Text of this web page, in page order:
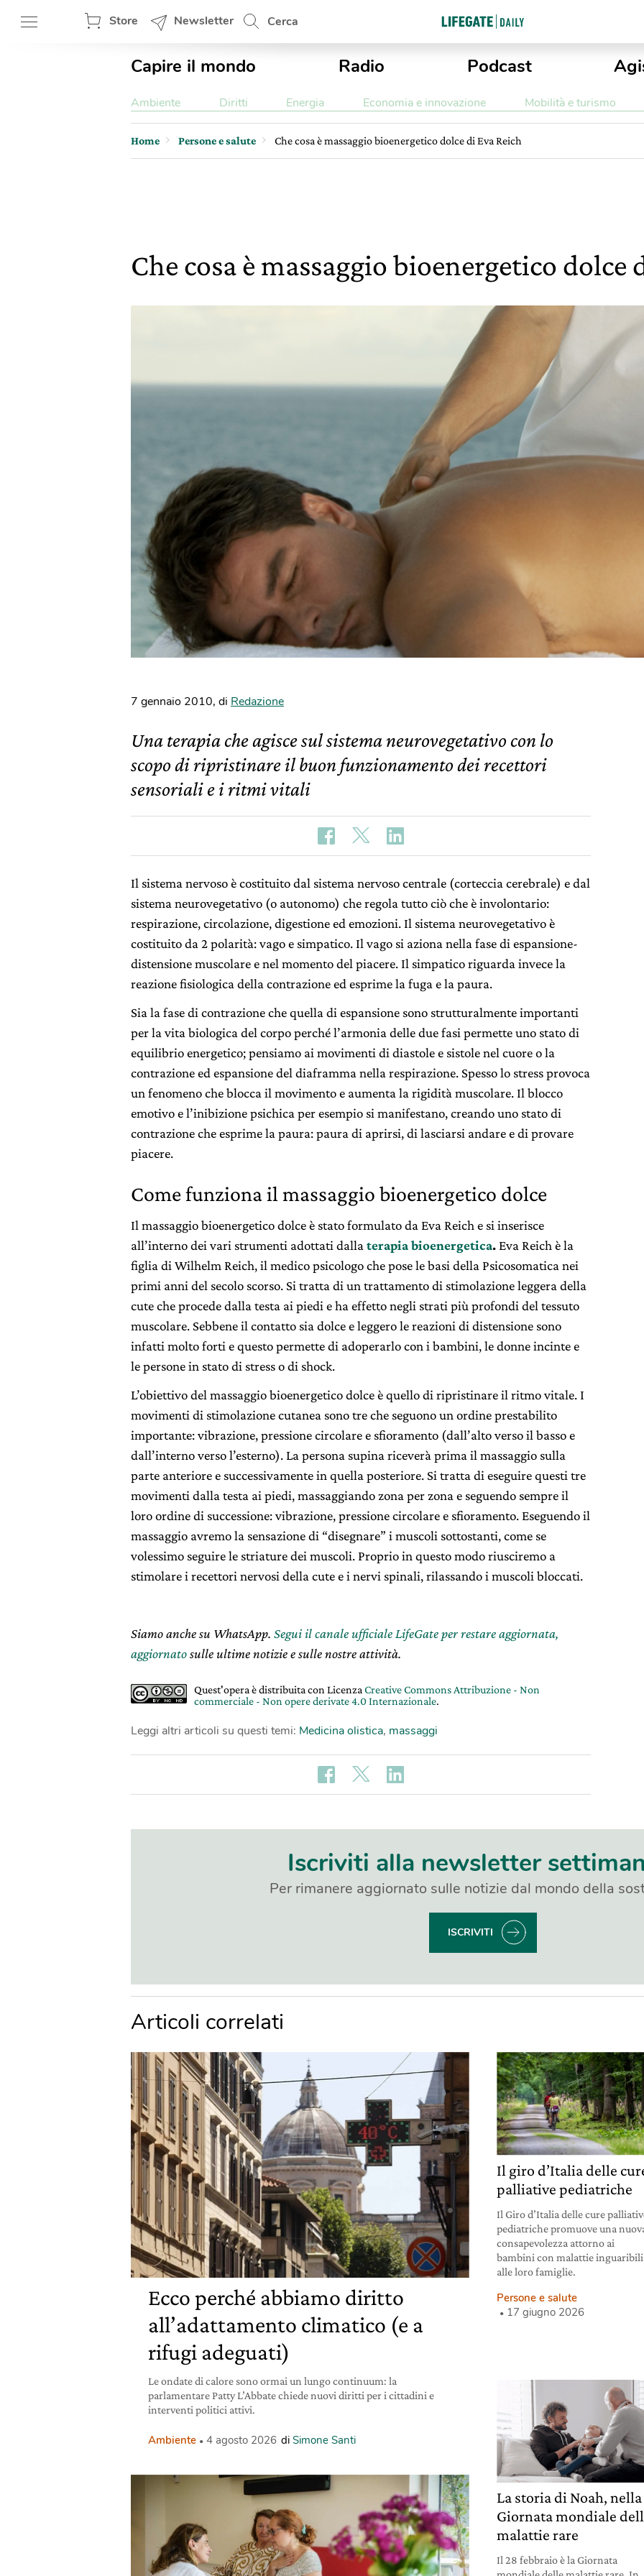
Store Newsletter Cerca
Capire il mondo Radio Podcast
Ambiente Diritti Energia Economia e innovazione Mobilità e turismo
Home Persone e salute Che cosa è massaggio bioenergetico dolce di Eva Reich
Che cosa è massaggio bioenergetico dolce
7 gennaio 2010, di Redazione
Una terapia che agisce sul sistema neurovegetativo con lo
scopo di ripristinare il buon funzionamento dei recettori
sensoriali e i ritmi vitali
Il sistema nervoso è costituito dal sistema nervoso centrale (corteccia cerebrale) e dal
sistema neurovegetativo (o autonomo) che regola tutto ciò che è involontario:
respirazione, circolazione, digestione ed emozioni. Il sistema neurovegetativo è
costituito da 2 polarità: vago e simpatico. Il vago si aziona nella fase di espansione-
distensione muscolare e nel momento del piacere. Il simpatico riguarda invece la
reazione fisiologica della contrazione ed esprime la fuga e la paura.
Sia la fase di contrazione che quella di espansione sono strutturalmente importanti
per la vita biologica del corpo perché l’armonia delle due fasi permette uno stato di
equilibrio energetico; pensiamo ai movimenti di diastole e sistole nel cuore o la
contrazione ed espansione del diaframma nella respirazione. Spesso lo stress provoca
un fenomeno che blocca il movimento e aumenta la rigidità muscolare. Il blocco
emotivo e l’inibizione psichica per esempio si manifestano, creando uno stato di
contrazione che esprime la paura: paura di aprirsi, di lasciarsi andare e di provare
piacere.
Come funziona il massaggio bioenergetico dolce
Il massaggio bioenergetico dolce è stato formulato da Eva Reich e si inserisce
all’interno dei vari strumenti adottati dalla terapia bioenergetica. Eva Reich è la
figlia di Wilhelm Reich, il medico psicologo che pose le basi della Psicosomatica nei
primi anni del secolo scorso. Si tratta di un trattamento di stimolazione leggera della
cute che procede dalla testa ai piedi e ha effetto negli strati più profondi del tessuto
muscolare. Sebbene il contatto sia dolce e leggero le reazioni di distensione sono
infatti molto forti e questo permette di adoperarlo con i bambini, le donne incinte e
le persone in stato di stress o di shock.
L’obiettivo del massaggio bioenergetico dolce è quello di ripristinare il ritmo vitale. I
movimenti di stimolazione cutanea sono tre che seguono un ordine prestabilito
importante: vibrazione, pressione circolare e sfioramento (dall’alto verso il basso e
dall’interno verso l’esterno). La persona supina riceverà prima il massaggio sulla
parte anteriore e successivamente in quella posteriore. Si tratta di eseguire questi tre
movimenti dalla testa ai piedi, massaggiando zona per zona e seguendo sempre il
loro ordine di successione: vibrazione, pressione circolare e sfioramento. Eseguendo il
massaggio avremo la sensazione di “disegnare” i muscoli sottostanti, come se
volessimo seguire le striature dei muscoli. Proprio in questo modo riusciremo a
stimolare i recettori nervosi della cute e i nervi spinali, rilassando i muscoli bloccati.
Siamo anche su WhatsApp. Segui il canale ufficiale LifeGate per restare aggiornata,
aggiornatosulle ultime notizie e sulle nostre attività.
Quest'opera è distribuita con Licenza Creative Commons Attribuzione - Non
commerciale - Non opere derivate 4.0 Internazionale.
Leggi altri articoli su questi temi: Medicina olistica, massaggi
Iscriviti alla newsletter
Per rimanere aggiornato sulle notizie dal mondo della
ISCRIVITI
Articoli correlati
Ecco perché abbiamo diritto
all’adattamento climatico (e a
rifugi adeguati)
Le ondate di calore sono ormai un lungo continuum: la
parlamentare Patty L’Abbate chiede nuovi diritti per i cittadini e
interventi politici attivi.
Ambiente 4 agosto 2026 di Simone Santi
Il giro d’Italia delle
palliative pediatriche
Il Giro d’Italia delle cure
pediatriche promuove una
consapevolezza attorno ai
bambini con malattie inguaribili
alle loro famiglie.
Persone e salute
17 giugno 2026
La storia di Noah, nella
Giornata mondiale
malattie rare
Il 28 febbraio è la Giornata